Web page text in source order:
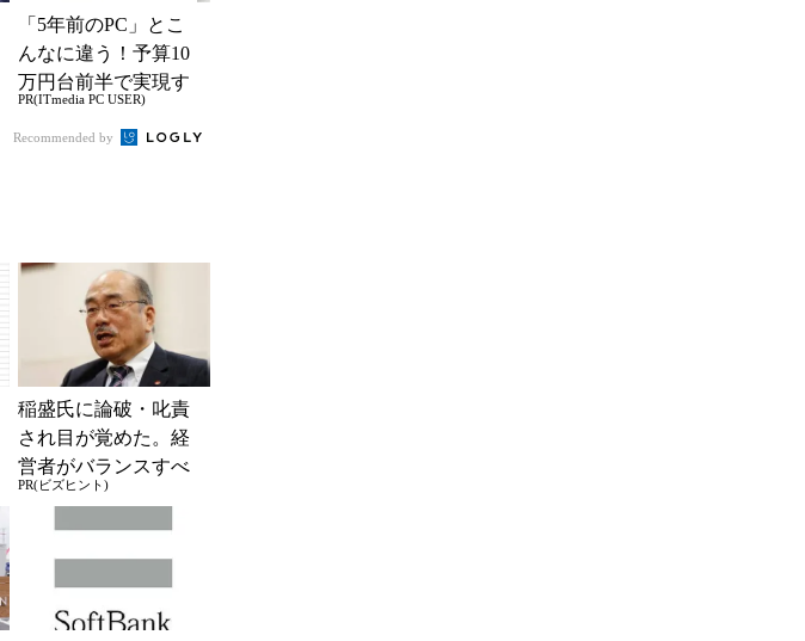
「5年前のPC」とこ
んなに違う！予算10
万円台前半で実現す
る快適PCライフ
PR(ITmedia PC USER)
Recommended by
稲盛氏に論破・叱責
され目が覚めた。経
営者がバランスすべ
き2つの背反
PR(ビズヒント)